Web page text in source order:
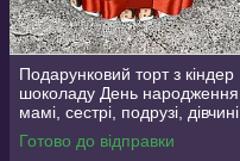
Подарунковий торт з кіндер
шоколаду День народження
мамі, сестрі, подрузі, дівчині
Готово до відправки